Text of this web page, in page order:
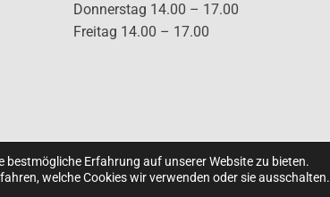
Donnerstag 14.00 – 17.00
Freitag 14.00 – 17.00
bestmögliche Erfahrung auf unserer Website zu bieten.
welche Cookies wir verwenden oder sie ausschalten.